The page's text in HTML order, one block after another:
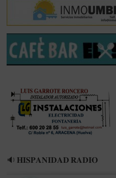
DEL
CAMPO
I
DE
LA
CIUDAD
DEPORTIVA
🔉 𝐇𝐈𝐒𝐏𝐀𝐍𝐈𝐃𝐀𝐃 𝐑𝐀𝐃𝐈𝐎